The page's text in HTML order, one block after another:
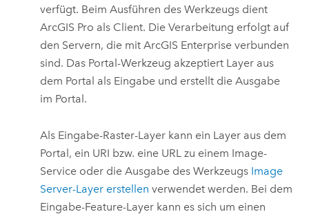
verfügt. Beim Ausführen des Werkzeugs dient
ArcGIS Pro als Client. Die Verarbeitung erfolgt auf
den Servern, die mitArcGIS Enterprise verbunden
sind. Das Portal-Werkzeug akzeptiert Layer aus
dem Portal als Eingabe und erstellt die Ausgabe
im Portal.
Als Eingabe-Raster-Layer kann ein Layer aus dem
Portal, ein URI bzw. eine URL zu einem Image-
Service oder die Ausgabe des Werkzeugs Image
Server-Layer erstellen verwendet werden. Bei dem
Eingabe-Feature-Layer kann es sich um einen